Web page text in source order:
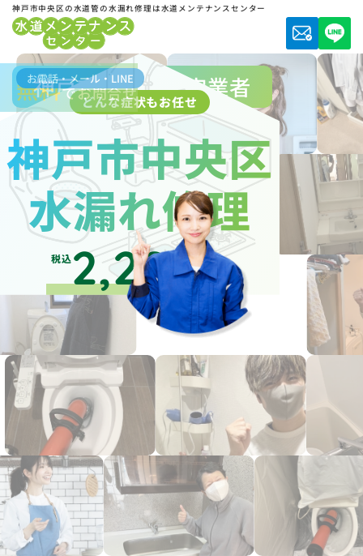
神戸市中央区の水道管の水漏れ修理は水道メンテナンスセンター
神戸市水道局指定業者
どんな症状もお任せ
神戸市中央区
水漏れ修理
税込2,200円～
お電話・メール・LINE
無料でお問合せ